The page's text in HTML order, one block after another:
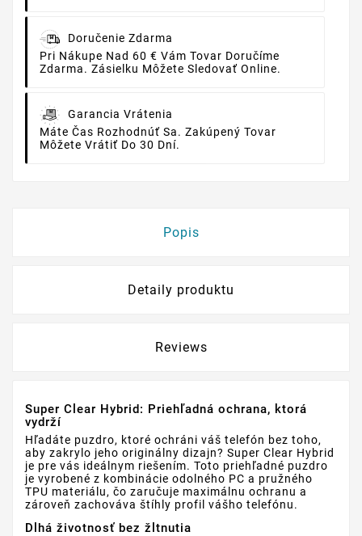
Doručenie Zdarma
Pri Nákupe Nad 60 € Vám Tovar Doručíme
Zdarma. Zásielku Môžete Sledovať Online.
Garancia Vrátenia
Máte Čas Rozhodnúť Sa. Zakúpený Tovar
Môžete Vrátiť Do 30 Dní.
Popis
Detaily produktu
Reviews
Super Clear Hybrid: Priehľadná ochrana, ktorá
vydrží
Hľadáte puzdro, ktoré ochráni váš telefón bez toho,
aby zakrylo jeho originálny dizajn? Super Clear Hybrid
je pre vás ideálnym riešením. Toto priehľadné puzdro
je vyrobené z kombinácie odolného PC a pružného
TPU materiálu, čo zaručuje maximálnu ochranu a
zároveň zachováva štíhly profil vášho telefónu.
Dlhá životnosť bez žltnutia